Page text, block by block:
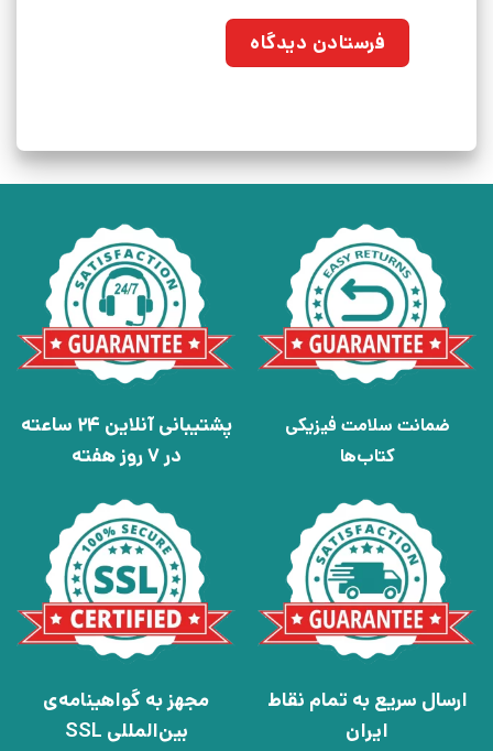
ضمانت سلامت فیزیکی
کتاب‌ها
پشتیبانی آنلاین 24 ساعته
در 7 روز هفته
ارسال سریع به تمام نقاط
ایران
مجهز به گواهینامه‌ی
بین‌المللی SSL